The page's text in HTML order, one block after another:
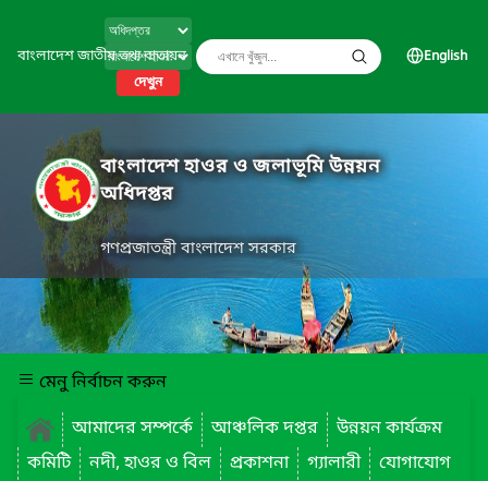
বাংলাদেশ জাতীয় তথ্য বাতায়ন
দেখুন
English
বাংলাদেশ হাওর ও জলাভূমি উন্নয়ন
অধিদপ্তর
গণপ্রজাতন্ত্রী বাংলাদেশ সরকার
মেনু নির্বাচন করুন
আমাদের সম্পর্কে
আঞ্চলিক দপ্তর
উন্নয়ন কার্যক্রম
কমিটি
নদী, হাওর ও বিল প্রকাশনা গ্যালারী যোগাযোগ